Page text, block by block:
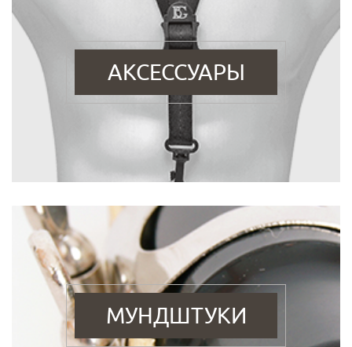
АКСЕССУАРЫ
МУНДШТУКИ